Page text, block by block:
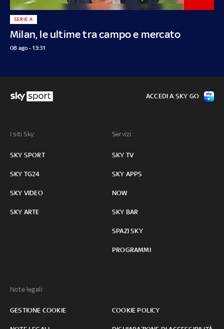
Milan, le ultime tra campo e mercato
SERIE A
08 ago - 13:31
I siti Sky:
SKY SPORT
SKY TG24
SKY VIDEO
SKY ARTE
Servizi:
SKY TV
SKY APPS
NOW
SKY BAR
SPAZI SKY
PROGRAMMI
Note legali:
GESTIONE COOKIE COOKIE POLICY
ACCEDI A SKY GO